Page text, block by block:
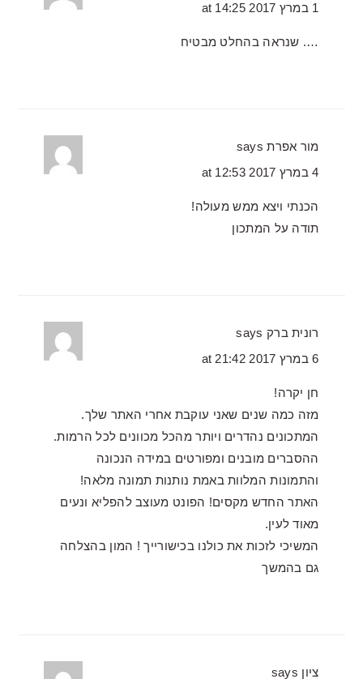
1 במרץ 2017 at 14:25
…. שנראה בהחלט מבטיח
מור אפרת says
4 במרץ 2017 at 12:53
הכנתי ויצא ממש מעולה!
תודה על המתכון
רונית ברק says
6 במרץ 2017 at 21:42
חן יקרה!
מזה כמה שנים שאני עוקבת אחרי האתר שלך.
המתכונים נהדרים ויותר מהכל מכוונים לכל הרמות.
ההסברים מובנים ומפורטים במידה הנכונה
והתמונות המלוות באמת נותנות תמונה מלאה!
האתר החדש מקסים! הפונט מעוצב להפליא ונעים
מאוד לעין.
המשיכי לזכות את כולנו בכישורייך ! המון בהצלחה
גם בהמשך
ציון says